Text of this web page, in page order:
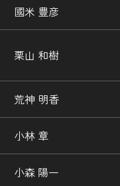
國米 豊彦
栗山 和樹
荒神 明香
小林 章
小森 陽一